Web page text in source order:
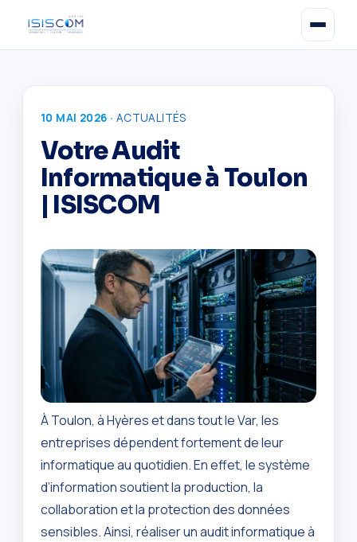
10 MAI 2026 · ACTUALITÉS
Votre Audit
Informatique à Toulon
| ISISCOM
À Toulon, à Hyères et dans tout le Var, les
entreprises dépendent fortement de leur
informatique au quotidien. En effet, le système
d’information soutient la production, la
collaboration et la protection des données
sensibles. Ainsi, réaliser un audit informatique à